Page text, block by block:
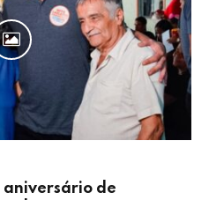
aniversário de